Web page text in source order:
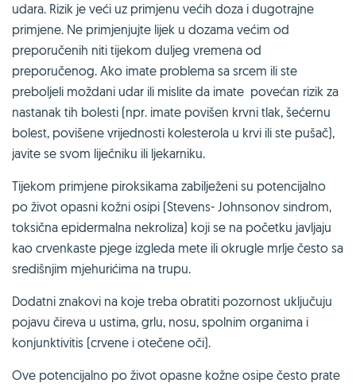
udara. Rizik je veći uz primjenu većih doza i dugotrajne
primjene. Ne primjenjujte lijek u dozama većim od
preporučenih niti tijekom duljeg vremena od
preporučenog. Ako imate problema sa srcem ili ste
preboljeli moždani udar ili mislite da imate povećan rizik za
nastanak tih bolesti (npr. imate povišen krvni tlak, šećernu
bolest, povišene vrijednosti kolesterola u krvi ili ste pušač),
javite se svom liječniku ili ljekarniku.
Tijekom primjene piroksikama zabilježeni su potencijalno
po život opasni kožni osipi (Stevens- Johnsonov sindrom,
toksična epidermalna nekroliza) koji se na početku javljaju
kao crvenkaste pjege izgleda mete ili okrugle mrlje često sa
središnjim mjehurićima na trupu.
Dodatni znakovi na koje treba obratiti pozornost uključuju
pojavu čireva u ustima, grlu, nosu, spolnim organima i
konjunktivitis (crvene i otečene oči).
Ove potencijalno po život opasne kožne osipe često prate